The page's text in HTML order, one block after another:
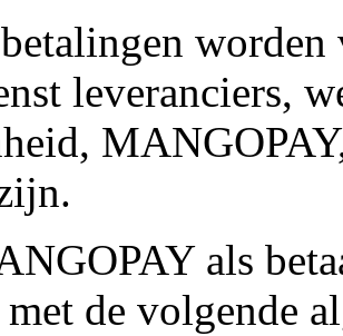
worden
leveranciers,
als
de volgende